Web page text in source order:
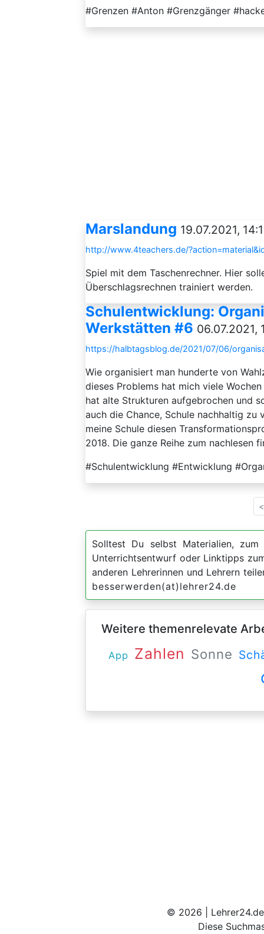
#Grenzen #Anton #Grenzgänger
Marslandung 19.07.2021,
http://www.4teachers.de/
Spiel mit dem Taschenrechner. Hier
Überschlagsrechnen trainiert werden.
Schulentwicklung:
Werkstätten #6 06.07.2021,
https://halbtagsblog.de/2021/07/06/
Wie organisiert man hunderte von
dieses Problems hat mich viele
hat alte Strukturen aufgebrochen und
auch die Chance, Schule nachhaltig
meine Schule diesen
2018. Die ganze Reihe zum nachlesen
#Schulentwicklung #Entwicklung
Solltest Du selbst Materialien,
Unterrichtsentwurf oder Linktipps
anderen Lehrerinnen und Lehrern
besserwerden(at)lehrer24.de
Weitere themenrelevate
App Zahlen Sonne
© 2026 |
Diese